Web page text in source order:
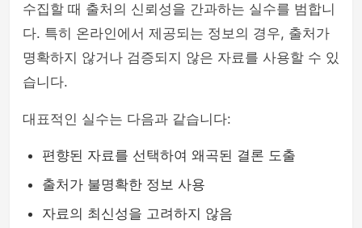
수집할 때 출처의 신뢰성을 간과하는 실수를 범합니
다. 특히 온라인에서 제공되는 정보의 경우, 출처가
명확하지 않거나 검증되지 않은 자료를 사용할 수 있
습니다.
대표적인 실수는 다음과 같습니다:
편향된 자료를 선택하여 왜곡된 결론 도출
출처가 불명확한 정보 사용
자료의 최신성을 고려하지 않음